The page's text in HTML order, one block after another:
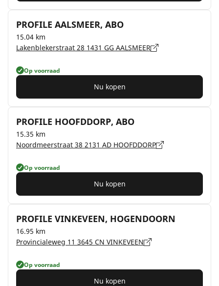
PROFILE AALSMEER, ABO
15.04 km
Lakenblekerstraat 28 1431 GG AALSMEER
Op voorraad
Nu kopen
PROFILE HOOFDDORP, ABO
15.35 km
Noordmeerstraat 38 2131 AD HOOFDDORP
Op voorraad
Nu kopen
PROFILE VINKEVEEN, HOGENDOORN
16.95 km
Provincialeweg 11 3645 CN VINKEVEEN
Op voorraad
Nu kopen